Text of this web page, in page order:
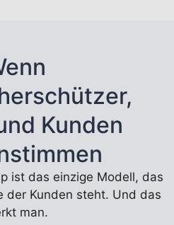
Kunden
ist das einzige Modell, das
der Kunden steht. Und das
man.